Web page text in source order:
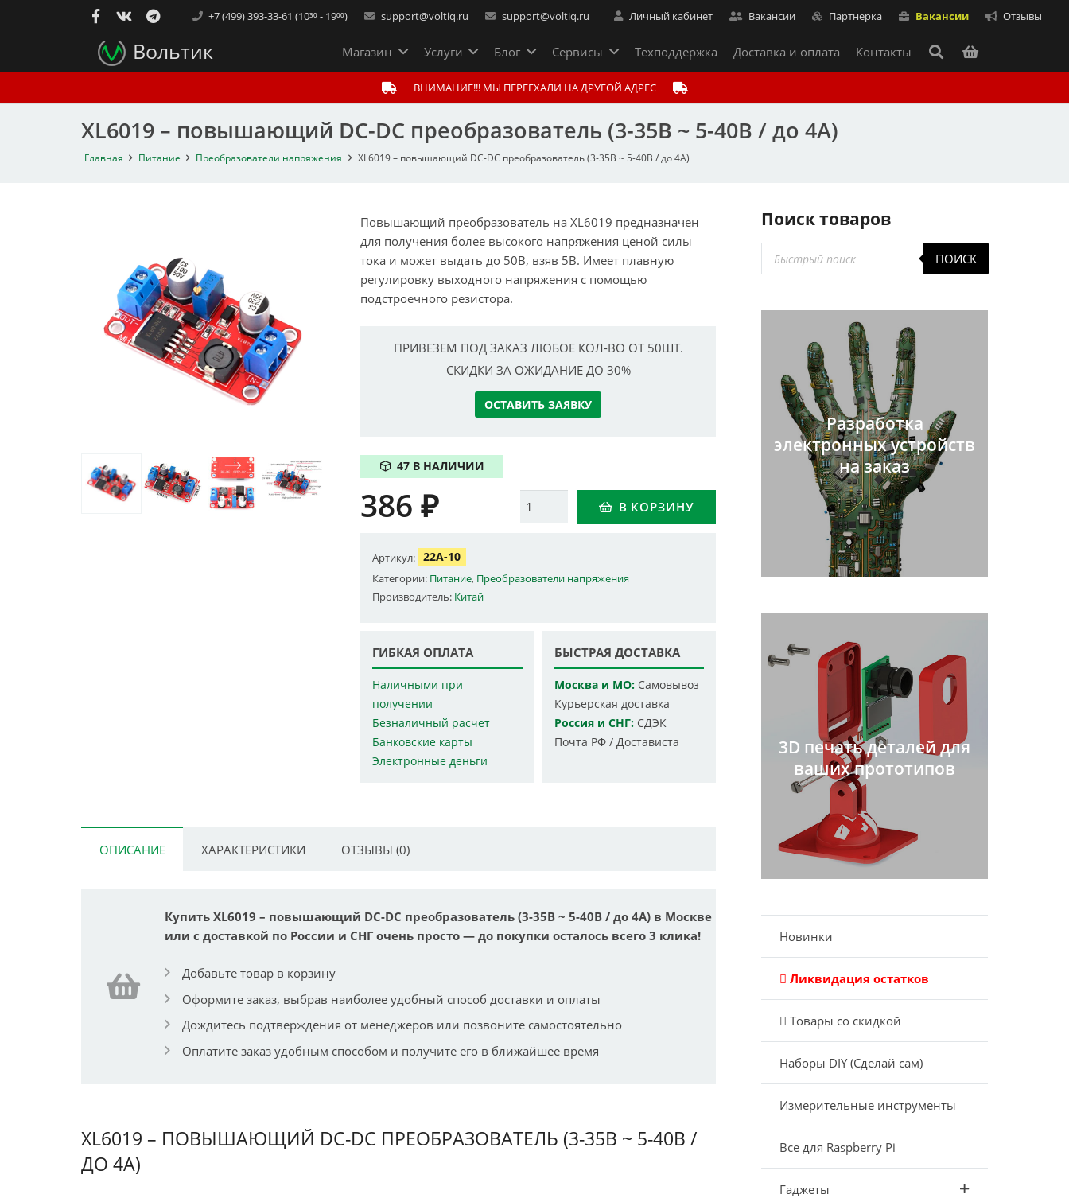
+7 (499) 393-33-61 (10³⁰ - 19⁰⁰) support@voltiq.ru support@voltiq.ru Личный кабинет Вакансии Партнерка Вакансии Отзывы
Вольтик Магазин Услуги Блог Сервисы Техподдержка Доставка и оплата Контакты
ВНИМАНИЕ!!! МЫ ПЕРЕЕХАЛИ НА ДРУГОЙ АДРЕС
XL6019 – повышающий DC-DC преобразователь (3-35В ~ 5-40В / до 4А)
Главная Питание Преобразователи напряжения XL6019 – повышающий DC-DC преобразователь (3-35В ~ 5-40В / до 4А)
Повышающий преобразователь на XL6019 предназначен
для получения более высокого напряжения ценой силы
тока и может выдать до 50В, взяв 5В. Имеет плавную
регулировку выходного напряжения с помощью
подстроечного резистора.
ПРИВЕЗЕМ ПОД ЗАКАЗ ЛЮБОЕ КОЛ-ВО ОТ 50ШТ.
СКИДКИ ЗА ОЖИДАНИЕ ДО 30%
ОСТАВИТЬ ЗАЯВКУ
47 В НАЛИЧИИ
Количество В КОРЗИНУ
386₽
Артикул: 22A-10
Категории: Питание, Преобразователи напряжения
Производитель: Китай
ГИБКАЯ ОПЛАТА
Наличными при
получении
Безналичный расчет
Банковские карты
Электронные деньги
БЫСТРАЯ ДОСТАВКА
Москва и МО:Самовывоз
Курьерская доставка
Россия и СНГ:СДЭК
Почта РФ / Достависта
ОПИСАНИЕ ХАРАКТЕРИСТИКИ ОТЗЫВЫ (0)
Купить XL6019 – повышающий DC-DC преобразователь (3-35В ~ 5-40В / до 4А) в Москве
или с доставкой по России и СНГ очень просто — до покупки осталось всего 3 клика!
Добавьте товар в корзину
Оформите заказ, выбрав наиболее удобный способ доставки и оплаты
Дождитесь подтверждения от менеджеров или позвоните самостоятельно
Оплатите заказ удобным способом и получите его в ближайшее время
XL6019 – ПОВЫШАЮЩИЙ DC-DC ПРЕОБРАЗОВАТЕЛЬ (3-35В ~ 5-40В /
ДО 4А)
Поиск товаров
Поиск
товаров
ПОИСК
Разработка
электронных устройств
на заказ
3D печать деталей для
ваших прототипов
Новинки
Ликвидация остатков
Товары со скидкой
Наборы DIY (Сделай сам)
Измерительные инструменты
Все для Raspberry Pi
Гаджеты